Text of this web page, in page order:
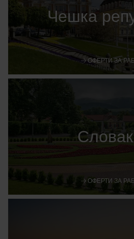
Чешка
ОФЕРТИ ЗА
ОФЕРТИ ЗА